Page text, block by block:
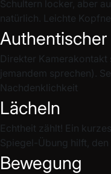
Schultern locker, aber
natürlich. Leichte
Authentischer
Direkter Kamerakontakt
jemandem sprechen).
Nachdenklichkeit
Lächeln
Echtheit zählt! Ein
Spiegel-Übung hilft,
Bewegung